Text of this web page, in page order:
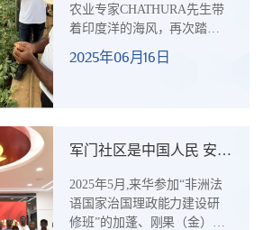
农业专家CHATHURA先生带
着印度洋的海风，再次踏上
中国这片他魂牵梦绕的土
地。这段与中国交织的缘
本时，水墨画卷般的中华文
化便在他心中晕染开涟漪，
而街头巷尾涌动的发展活
力，更让他对中国式现代化
的蓬勃动能心生向往。得知
2025年06月16日
军门社区是中国人民 安居
2025年5月,来华参加“非洲法
语国家治国理政能力建设研
修班”的加蓬、刚果（金）、